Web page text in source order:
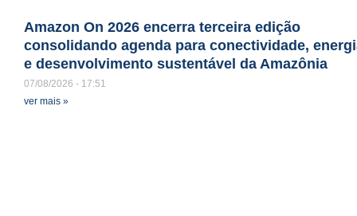
Amazon On 2026 encerra terceira edição
consolidando agenda para conectividade,
e desenvolvimento sustentável da Amazônia
07/08/2026
17:51
ver mais »